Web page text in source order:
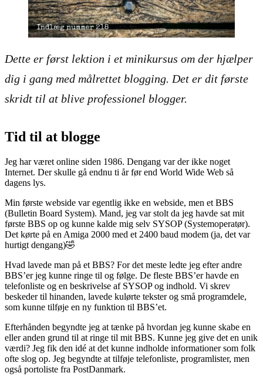
Dette er først lektion i et minikursus om der hjælper
dig i gang med målrettet blogging. Det er dit første
skridt til at blive professionel blogger.
Tid til at blogge
Jeg har været online siden 1986. Dengang var der ikke noget
Internet. Der skulle gå endnu ti år før end World Wide Web så
dagens lys.
Min første webside var egentlig ikke en webside, men et BBS
(Bulletin Board System). Mand, jeg var stolt da jeg havde sat mit
første BBS op og kunne kalde mig selv SYSOP (Systemoperatør).
Det kørte på en Amiga 2000 med et 2400 baud modem (ja, det var
hurtigt dengang)🤣
Hvad lavede man på et BBS? For det meste ledte jeg efter andre
BBS’er jeg kunne ringe til og følge. De fleste BBS’er havde en
telefonliste og en beskrivelse af SYSOP og indhold. Vi skrev
beskeder til hinanden, lavede kulørte tekster og små programdele,
som kunne tilføje en ny funktion til BBS’et.
Efterhånden begyndte jeg at tænke på hvordan jeg kunne skabe en
eller anden grund til at ringe til mit BBS. Kunne jeg give det en unik
værdi? Jeg fik den idé at det kunne indholde informationer som folk
ofte slog op. Jeg begyndte at tilføje telefonliste, programlister, men
også portoliste fra PostDanmark.